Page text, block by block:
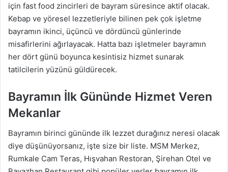
için fast food zincirleri de bayram süresince aktif olacak.
Kebap ve yöresel lezzetleriyle bilinen pek çok işletme
bayramın ikinci, üçüncü ve dördüncü günlerinde
misafirlerini ağırlayacak. Hatta bazı işletmeler bayramın
her dört günü boyunca kesintisiz hizmet sunarak
tatilcilerin yüzünü güldürecek.
Bayramın İlk Gününde Hizmet Veren
Mekanlar
Bayramın birinci gününde ilk lezzet durağınız neresi olacak
diye düşünüyorsanız, işte size bir liste. MSM Merkez,
Rumkale Cam Teras, Hışvahan Restoran, Şirehan Otel ve